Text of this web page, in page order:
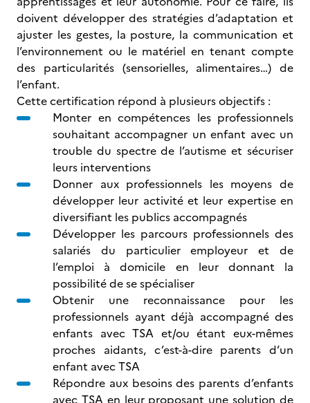
doivent développer des stratégies d’adaptation et
ajuster les gestes, la posture, la communication et
l’environnement ou le matériel en tenant compte
des particularités (sensorielles, alimentaires…) de
l’enfant.
Cette certification répond à plusieurs objectifs :
Monter en compétences les professionnels
souhaitant accompagner un enfant avec un
trouble du spectre de l’autisme et sécuriser
leurs interventions
Donner aux professionnels les moyens de
développer leur activité et leur expertise en
diversifiant les publics accompagnés
Développer les parcours professionnels des
salariés du particulier employeur et de
l’emploi à domicile en leur donnant la
possibilité de se spécialiser
Obtenir une reconnaissance pour les
professionnels ayant déjà accompagné des
enfants avec TSA et/ou étant eux-mêmes
proches aidants, c’est-à-dire parents d’un
enfant avec TSA
Répondre aux besoins des parents d’enfants
avec TSA en leur proposant une solution de